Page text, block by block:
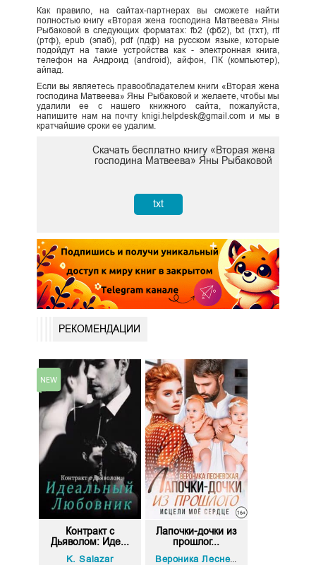
Как правило, на сайтах-партнерах вы сможете найти
полностью книгу «Вторая жена господина Матвеева» Яны
Рыбаковой в следующих форматах: fb2 (фб2), txt (тхт), rtf
(ртф), epub (эпаб), pdf (пдф) на русском языке, которые
подойдут на такие устройства как - электронная книга,
телефон на Андроид (android), айфон, ПК (компьютер),
айпад.
Если вы являетесь правообладателем книги «Вторая жена
господина Матвеева» Яны Рыбаковой и желаете, чтобы мы
удалили ее с нашего книжного сайта, пожалуйста,
напишите нам на почту knigi.helpdesk@gmail.com и мы в
кратчайшие сроки ее удалим.
Скачать бесплатно книгу «Вторая жена
господина Матвеева» Яны Рыбаковой
txt
РЕКОМЕНДАЦИИ
Контракт с
Дьяволом: Иде...
K. Salazar
Лапочки-дочки из
прошлог...
Вероника Лесневская